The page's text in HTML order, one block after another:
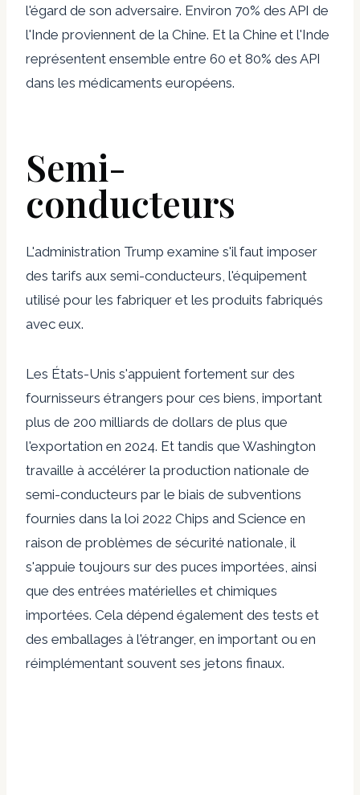
l'égard de son adversaire. Environ 70% des API de
l'Inde proviennent de la Chine. Et la Chine et l'Inde
représentent ensemble entre 60 et 80% des API
dans les médicaments européens.
Semi-
conducteurs
L'administration Trump examine s'il faut imposer
des tarifs aux semi-conducteurs, l'équipement
utilisé pour les fabriquer et les produits fabriqués
avec eux.
Les États-Unis s'appuient fortement sur des
fournisseurs étrangers pour ces biens, important
plus de 200 milliards de dollars de plus que
l'exportation en 2024. Et tandis que Washington
travaille à accélérer la production nationale de
semi-conducteurs par le biais de subventions
fournies dans la loi 2022 Chips and Science en
raison de problèmes de sécurité nationale, il
s'appuie toujours sur des puces importées, ainsi
que des entrées matérielles et chimiques
importées. Cela dépend également des tests et
des emballages à l'étranger, en important ou en
réimplémentant souvent ses jetons finaux.